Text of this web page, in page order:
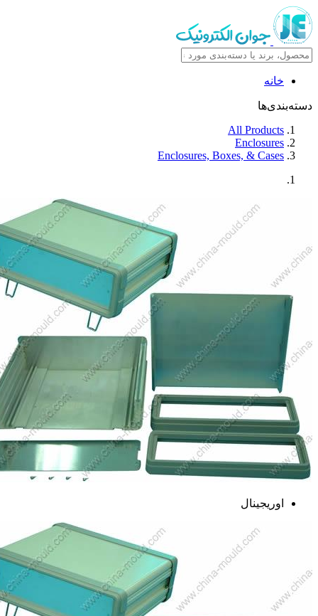
خانه
All Products
Enclosures
Enclosures, Boxes, & Cases
اوریجینال